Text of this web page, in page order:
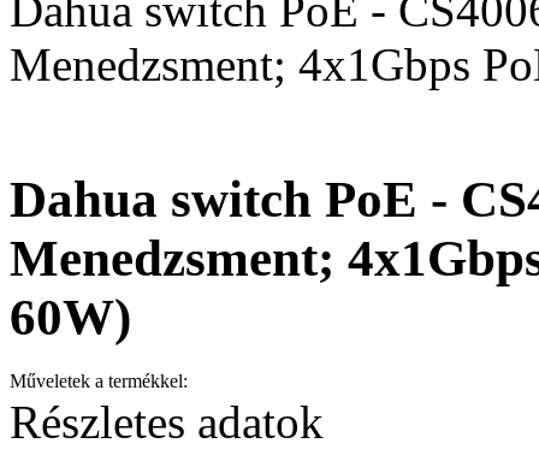
Menedzsment; 4x1Gbps
Dahua switch PoE -
Menedzsment;
60W)
Műveletek a termékkel:
Részletes adatok